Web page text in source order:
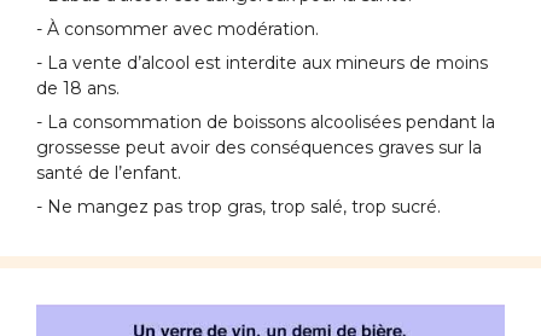
- À consommer avec modération.
- La vente d’alcool est interdite aux mineurs de moins
de 18 ans.
- La consommation de boissons alcoolisées pendant la
grossesse peut avoir des conséquences graves sur la
santé de l’enfant.
- Ne mangez pas trop gras, trop salé, trop sucré.